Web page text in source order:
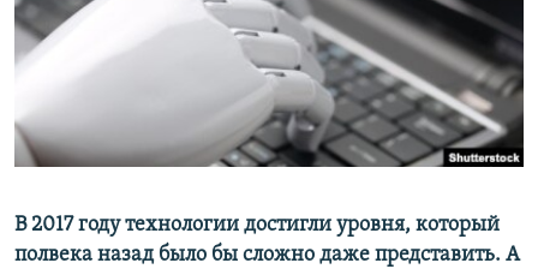
ПОБЕДИТЕЛЕЙ НЕ СУДЯТ?
КРЫМ.НЕПОКОРЕННЫЙ
УКРАИНСКАЯ ПРОБЛЕМА КРЫМА
ПРИСОЕДИНЯЙТЕСЬ!
В 2017 году технологии достигли уровня, который
полвека назад было бы сложно даже представить. А